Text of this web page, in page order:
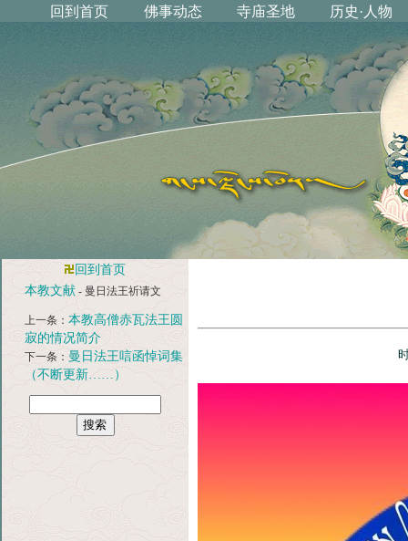
回到首页
本教文献 - 曼日法王祈请文
上一条：本教高僧赤瓦法王圆
寂的情况简介
下一条： 曼日法王唁函悼词集
（不断更新……）